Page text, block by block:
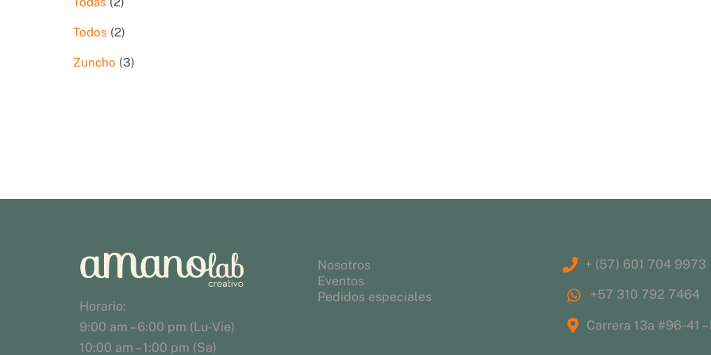
Todos 22
Zuncho 33
Horario:
9:00 am – 6:00 pm (Lu-Vie)
10:00 am – 1:00 pm (Sa)
Nosotros
Eventos
Pedidos especiales
+ (57) 601 704 9973
+57 310 792 7464
Carrera 13a #96-41